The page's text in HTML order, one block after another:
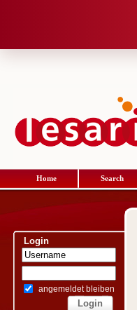
Home Search
Login
angemeldet bleiben